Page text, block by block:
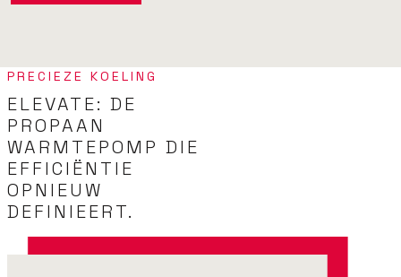
PRECIEZE KOELING
ELEVATE: DE
PROPAAN
WARMTEPOMP DIE
EFFICIËNTIE
OPNIEUW
DEFINIEERT.